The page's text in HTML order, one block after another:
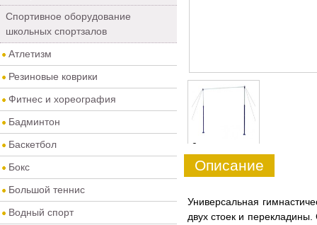
Спортивное оборудование
школьных спортзалов
Атлетизм
Резиновые коврики
Фитнес и хореография
Бадминтон
Баскетбол
Бокс
Большой теннис
Водный спорт
0
Описание
Универсальная
двух стоек и